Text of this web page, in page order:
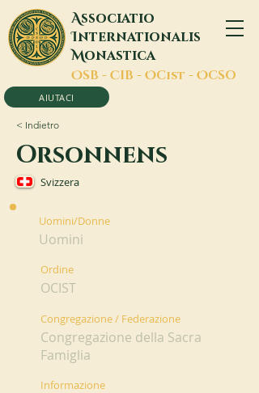
Associatio
Internationalis
Monastica
OSB - CIB - OCist - OCSO
AIUTACI
< Indietro
Orsonnens
Svizzera
Uomini/Donne
Uomini
Ordine
OCIST
Congregazione / Federazione
Congregazione della Sacra
Famiglia
Informazione